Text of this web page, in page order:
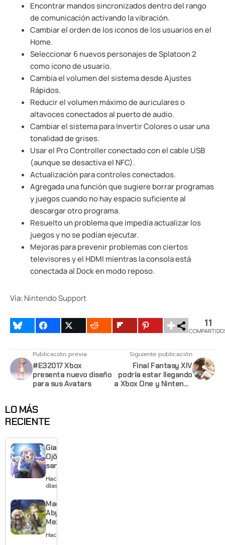
Encontrar mandos sincronizados dentro del rango
de comunicación activando la vibración.
Cambiar el orden de los iconos de los usuarios en el
Home.
Seleccionar 6 nuevos personajes de Splatoon 2
como icono de usuario.
Cambia el volumen del sistema desde Ajustes
Rápidos.
Reducir el volumen máximo de auriculares o
altavoces conectados al puerto de audio.
Cambiar el sistema para Invertir Colores o usar una
tonalidad de grises.
Usar el Pro Controller conectado con el cable USB
(aunque se desactiva el NFC).
Actualización para controles conectados.
Agregada una función que sugiere borrar programas
y juegos cuando no hay espacio suficiente al
descargar otro programa.
Resuelto un problema que impedía actualizar los
juegos y no se podían ejecutar.
Mejoras para prevenir problemas con ciertos
televisores y el HDMI mientras la consola está
conectada al Dock en modo reposo.
Vía: Nintendo Support
11
Publicación previa
#E32017 Xbox
presenta nuevo diseño
para sus Avatars
Siguiente publicación
Final Fantasy XIV
podría estar llegando
a Xbox One y Nintendo
LO MÁS
RECIENTE
Giant
Ojō-
sama
revela
visual y
estreno
para
enero de
Hace 2
días
Made in
Abyss:
Mezameru
Shinpi
revela
Hace 2 días